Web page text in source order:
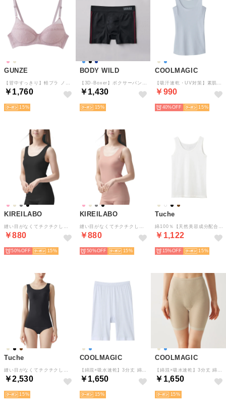
GUNZE
￥1,760
15
BODY WILD
￥1,430
15
COOLMAGIC
￥990
40% 15
KIREILABO
￥880
50% 15
KIREILABO
￥880
50% 15
Tuche
￥1,122
15% 15
Tuche
￥2,530
15
COOLMAGIC
￥1,650
15
COOLMAGIC
￥1,650
15